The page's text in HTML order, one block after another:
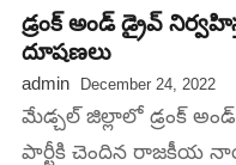
డ్రంక్ అండ్ డ్రైవ్
దూషణలు
admin December 24, 2022
మేడ్చల్ జిల్లాలో డ్రంక్
పార్టీకి చెందిన రాజకీయ